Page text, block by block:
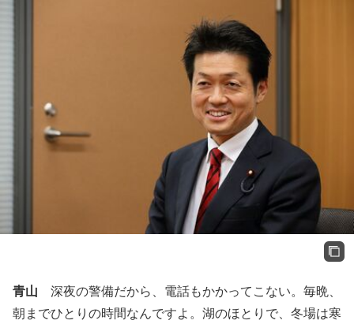
青山 深夜の警備だから、電話もかかってこない。毎晩、
朝までひとりの時間なんですよ。湖のほとりで、冬場は寒